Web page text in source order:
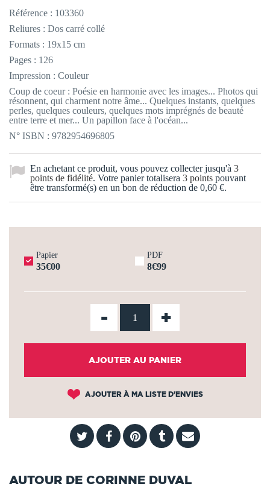
Référence : 103360
Reliures : Dos carré collé
Formats : 19x15 cm
Pages : 126
Impression : Couleur
Coup de coeur : Poésie en harmonie avec les images... Photos qui
résonnent, qui charment notre âme... Quelques instants, quelques
perles, quelques couleurs, quelques mots imprégnés de beauté
entre terre et mer... Un papillon face à l'océan...
N° ISBN : 9782954696805
En achetant ce produit, vous pouvez collecter jusqu'à 3
points de fidélité. Votre panier totalisera 3 points pouvant
être transformé(s) en un bon de réduction de 0,60 €.
Papier
35€00
PDF
8€99
- +
AJOUTER AU PANIER
AJOUTER À MA LISTE D'ENVIES
AUTOUR DE CORINNE DUVAL